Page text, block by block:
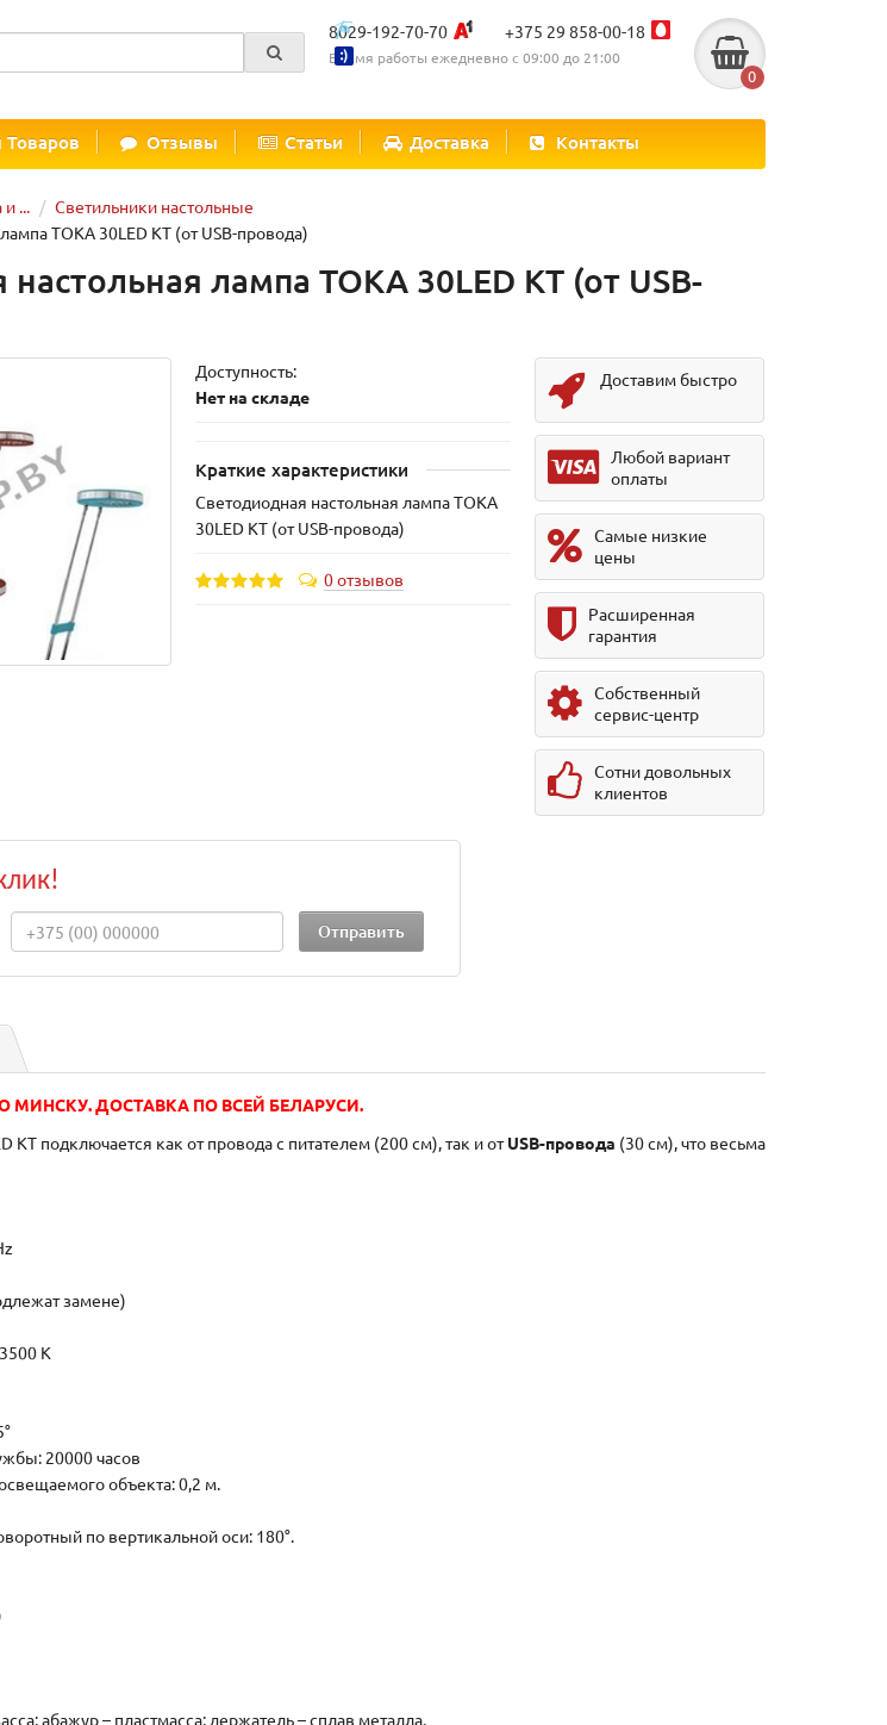
8029-192-70-70 +375 29 858-00-18
Время работы ежедневно с 09:00 до 21:00
0
Отзывы Статьи Доставка Контакты
...
Светильники настольные
TOKA 30LED KT (от USB-провода)
лампа TOKA 30LED KT (от USB-
Доступность:
Нет на складе
Краткие характеристики
Светодиодная настольная лампа TOKA
30LED KT (от USB-провода)
0 отзывов
Доставим быстро
Любой вариант
оплаты
Самые низкие
цены
Расширенная
гарантия
Собственный
сервис-центр
Сотни довольных
клиентов
МИНСКУ. ДОСТАВКА ПО ВСЕЙ БЕЛАРУСИ.
KT подключается как от провода с питателем (200 см), так и отUSB-провода (30 см), что весьма
замене)
К
20000 часов
объекта: 0,2 м.
по вертикальной оси: 180°.
абажур – пластмасса; держатель – сплав металла.